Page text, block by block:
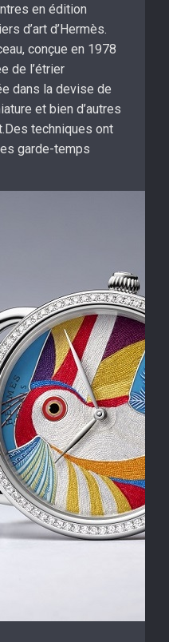
en édition
d’art d’Hermès.
conçue en 1978
de l’étrier
dans la devise de
et bien d’autres
techniques ont
garde-temps